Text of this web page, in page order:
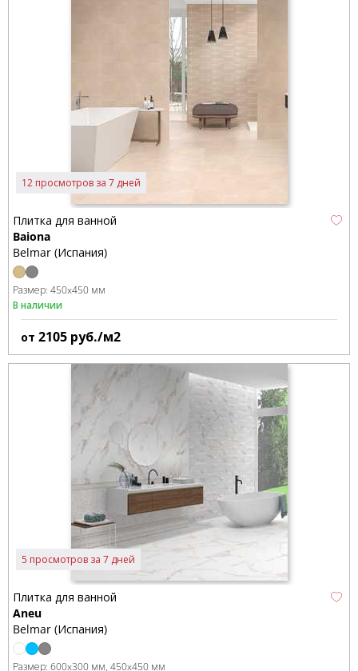
12 просмотров за 7 дней
Плитка для ванной
Baiona
Belmar (Испания)
Размер: 450x450 мм
В наличии
от 2105 руб./м2
5 просмотров за 7 дней
Плитка для ванной
Aneu
Belmar (Испания)
Размер: 600x300 мм 450x450 мм